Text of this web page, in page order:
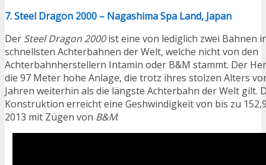
7. Steel Dragon 2000 – Nagashima Spa Land, Japan
Der Steel Dragon 2000ist eine von lediglich zwei Bahnen
schnellsten Achterbahnen der Welt, welche nicht von den
Achterbahnherstellern Intamin oder B&M stammt. Der
die 97 Meter hohe Anlage, die trotz ihres stolzen Alters
Jahren weiterhin als die längste Achterbahn der Welt gilt.
Konstruktion erreicht eine Geshwindigkeit von bis zu
2013 mit Zügen von B&M.